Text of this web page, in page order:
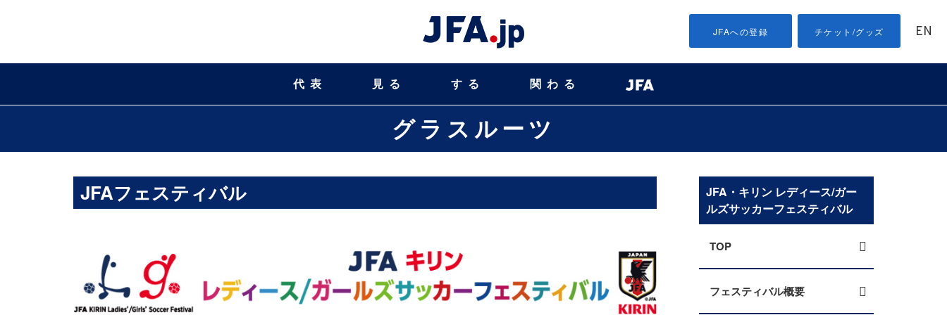
JFAへの登録 チケット/グッズ EN
代表 見る する 関わる
グラスルーツ
JFAフェスティバル
JFA・キリン レディース/ガー
ルズサッカーフェスティバル
TOP
フェスティバル概要